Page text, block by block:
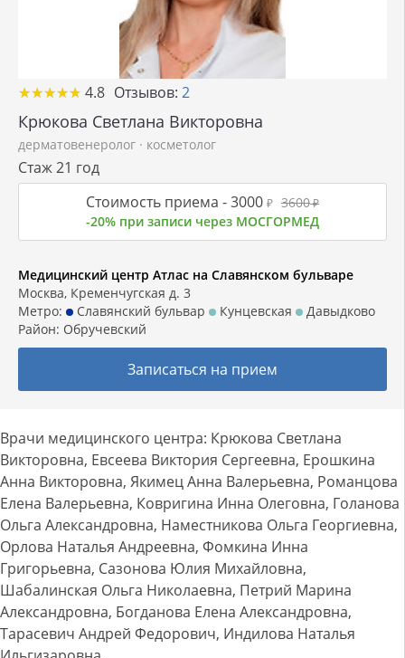
★★★★★
★★★★★ 4.8 Отзывов: 2
Крюкова Светлана Викторовна
дерматовенеролог · косметолог
Стаж 21 год
Стоимость приема -3000 ₽ 3600₽
-20% при записи через МОСГОРМЕД
Медицинский центр Атлас на Славянском бульваре
Москва, Кременчугская д. 3
Метро:
Славянский бульвар Кунцевская
Давыдково
Район: Обручевский
Записаться на прием
Врачи медицинского центра: Крюкова Светлана
Викторовна, Евсеева Виктория Сергеевна, Ерошкина
Анна Викторовна, Якимец Анна Валерьевна, Романцова
Елена Валерьевна, Ковригина Инна Олеговна, Голанова
Ольга Александровна, Наместникова Ольга Георгиевна,
Орлова Наталья Андреевна, Фомкина Инна
Григорьевна, Сазонова Юлия Михайловна,
Шабалинская Ольга Николаевна, Петрий Марина
Александровна, Богданова Елена Александровна,
Тарасевич Андрей Федорович, Индилова Наталья